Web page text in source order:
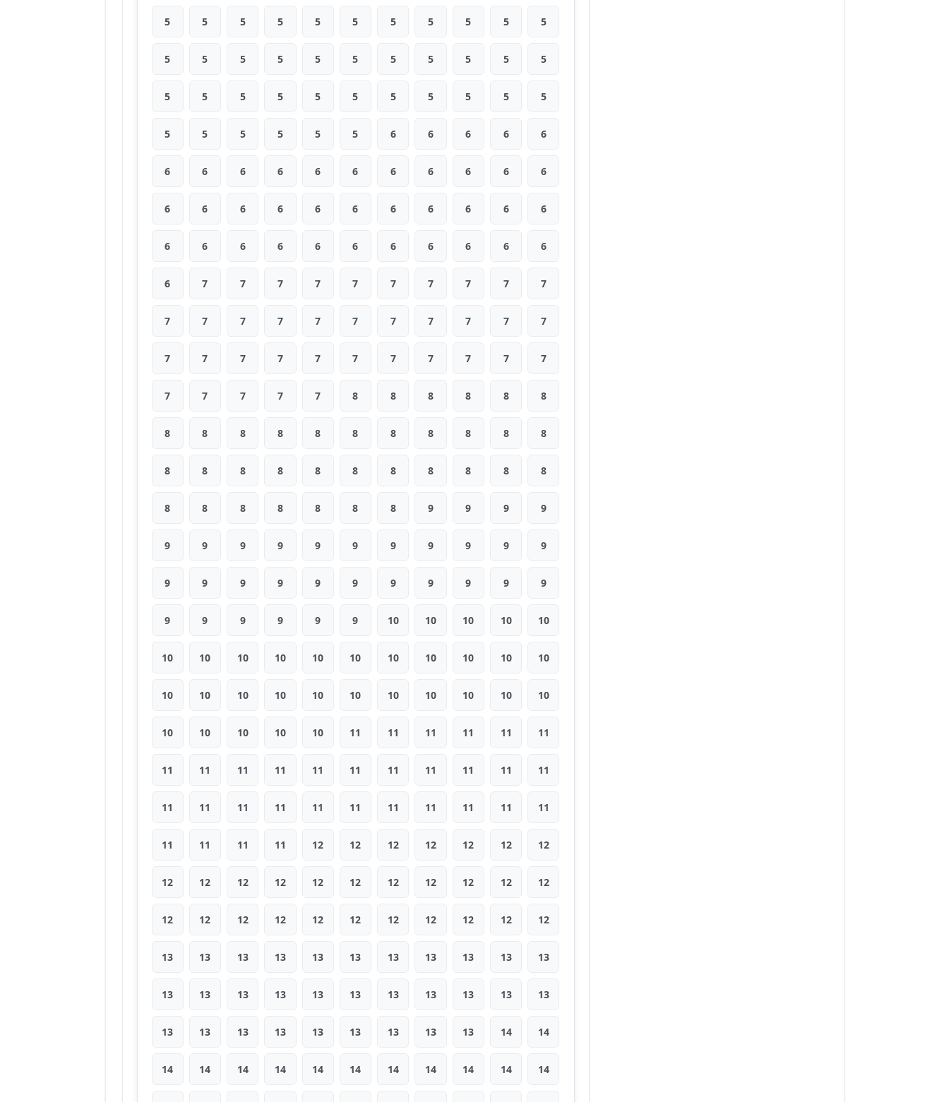
5 5 5 5 5 5 5 5 5 5 5
5 5 5 5 5 5 5 5 5 5 5
5 5 5 5 5 5 5 5 5 5 5
5 5 5 5 5 5 6 6 6 6 6
6 6 6 6 6 6 6 6 6 6 6
6 6 6 6 6 6 6 6 6 6 6
6 6 6 6 6 6 6 6 6 6 6
6 7 7 7 7 7 7 7 7 7 7
7 7 7 7 7 7 7 7 7 7 7
7 7 7 7 7 7 7 7 7 7 7
7 7 7 7 7 8 8 8 8 8 8
8 8 8 8 8 8 8 8 8 8 8
8 8 8 8 8 8 8 8 8 8 8
8 8 8 8 8 8 8 9 9 9 9
9 9 9 9 9 9 9 9 9 9 9
9 9 9 9 9 9 9 9 9 9 9
9 9 9 9 9 9 10 10 10 10 10
10 10 10 10 10 10 10 10 10 10 10
10 10 10 10 10 10 10 10 10 10 10
10 10 10 10 10 11 11 11 11 11 11
11 11 11 11 11 11 11 11 11 11 11
11 11 11 11 11 11 11 11 11 11 11
11 11 11 11 12 12 12 12 12 12 12
12 12 12 12 12 12 12 12 12 12 12
12 12 12 12 12 12 12 12 12 12 12
13 13 13 13 13 13 13 13 13 13 13
13 13 13 13 13 13 13 13 13 13 13
13 13 13 13 13 13 13 13 13 14 14
14 14 14 14 14 14 14 14 14 14 14